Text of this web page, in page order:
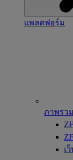
แพลตฟอร์ม
ภาพรว
เ